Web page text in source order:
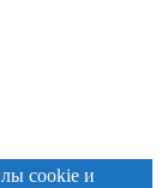
cookie и